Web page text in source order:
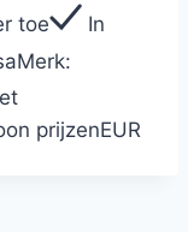
toe
In
Merk:
prijzenEUR